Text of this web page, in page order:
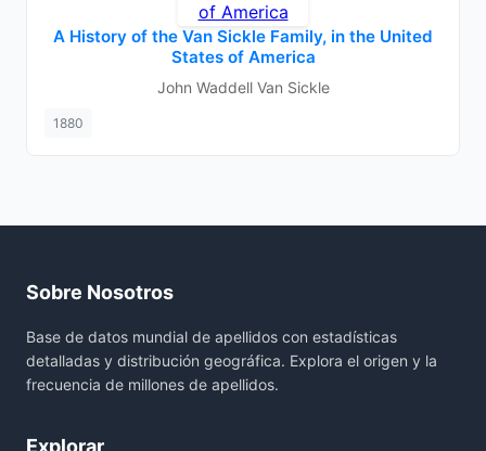
A History of the Van Sickle Family, in the United
States of America
John Waddell Van Sickle
1880
Sobre Nosotros
Base de datos mundial de apellidos con estadísticas
detalladas y distribución geográfica. Explora el origen y la
frecuencia de millones de apellidos.
Explorar